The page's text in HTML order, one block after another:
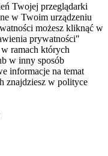
Twojej przeglądarki
w Twoim urządzeniu
możesz kliknąć w
prywatności"
ramach których
w inny sposób
informacje na temat
znajdziesz w polityce